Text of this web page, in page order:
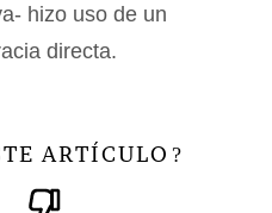
hizo uso de un
directa.
ARTÍCULO ?